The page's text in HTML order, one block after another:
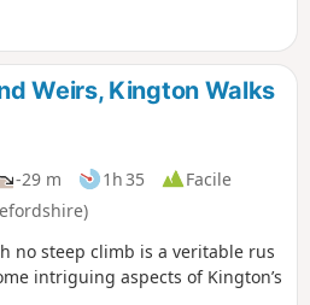
Weirs, Kington Walks
-29 m 1h 35
Facile
no steep climb is a veritable rus
intriguing aspects of Kington’s